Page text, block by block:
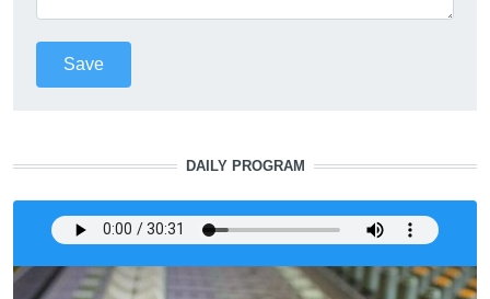
DAILY PROGRAM